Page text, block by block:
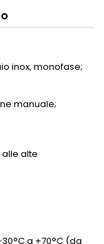
inox, monofase;
manuale;
alte
a +70°C (da